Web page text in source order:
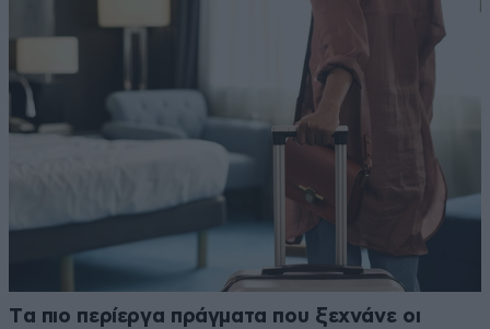
Tα πιο περίεργα πράγματα που ξεχνάνε οι